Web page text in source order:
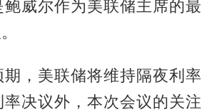
鲍威尔作为美联储主席的最
，美联储将维持隔夜利率
决议外，本次会议的关注